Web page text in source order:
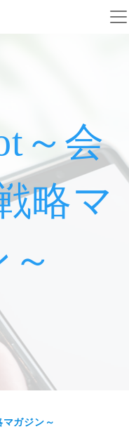
～会
略マ
ガジン～